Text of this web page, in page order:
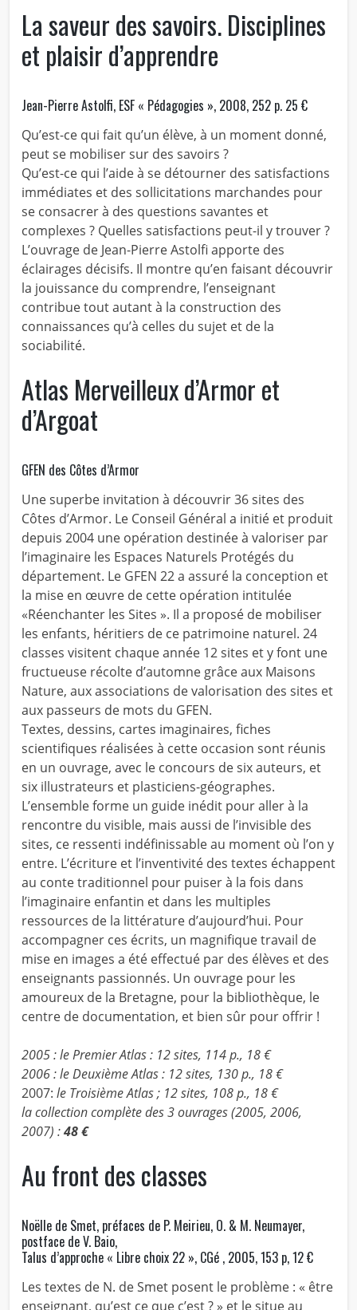
La saveur des savoirs. Disciplines
et plaisir d’apprendre
Jean-Pierre Astolfi, ESF « Pédagogies », 2008, 252 p. 25 €
Qu’est-ce qui fait qu’un élève, à un moment donné,
peut se mobiliser sur des savoirs ?
Qu’est-ce qui l’aide à se détourner des satisfactions
immédiates et des sollicitations marchandes pour
se consacrer à des questions savantes et
complexes ? Quelles satisfactions peut-il y trouver ?
L’ouvrage de Jean-Pierre Astolfi apporte des
éclairages décisifs. Il montre qu’en faisant découvrir
la jouissance du comprendre, l’enseignant
contribue tout autant à la construction des
connaissances qu’à celles du sujet et de la
sociabilité.
Atlas Merveilleux d’Armor et
d’Argoat
GFEN des Côtes d’Armor
Une superbe invitation à découvrir 36 sites des
Côtes d’Armor. Le Conseil Général a initié et produit
depuis 2004 une opération destinée à valoriser par
l’imaginaire les Espaces Naturels Protégés du
département. Le GFEN 22 a assuré la conception et
la mise en œuvre de cette opération intitulée
«Réenchanter les Sites ». Il a proposé de mobiliser
les enfants, héritiers de ce patrimoine naturel. 24
classes visitent chaque année 12 sites et y font une
fructueuse récolte d’automne grâce aux Maisons
Nature, aux associations de valorisation des sites et
aux passeurs de mots du GFEN.
Textes, dessins, cartes imaginaires, fiches
scientifiques réalisées à cette occasion sont réunis
en un ouvrage, avec le concours de six auteurs, et
six illustrateurs et plasticiens-géographes.
L’ensemble forme un guide inédit pour aller à la
rencontre du visible, mais aussi de l’invisible des
sites, ce ressenti indéfinissable au moment où l’on y
entre. L’écriture et l’inventivité des textes échappent
au conte traditionnel pour puiser à la fois dans
l’imaginaire enfantin et dans les multiples
ressources de la littérature d’aujourd’hui. Pour
accompagner ces écrits, un magnifique travail de
mise en images a été effectué par des élèves et des
enseignants passionnés. Un ouvrage pour les
amoureux de la Bretagne, pour la bibliothèque, le
centre de documentation, et bien sûr pour offrir !
2005 : le Premier Atlas : 12 sites, 114 p., 18 €
2006 : le Deuxième Atlas : 12 sites, 130 p., 18 €
2007: le Troisième Atlas ; 12 sites, 108 p., 18 €
la collection complète des 3 ouvrages (2005, 2006,
2007) :48 €
Au front des classes
Noëlle de Smet, préfaces de P. Meirieu, O. & M. Neumayer,
postface de V. Baio,
Talus d’approche « Libre choix 22 », CGé , 2005, 153 p, 12 €
Les textes de N. de Smet posent le problème : « être
enseignant, qu’est ce que c’est ? » et le situe au